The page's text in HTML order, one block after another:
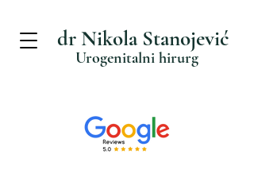
dr Nikola Stanojević
Urogenitalni hirurg